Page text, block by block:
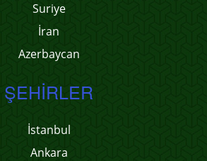
Suriye
İran
Azerbaycan
ŞEHIRLER
İstanbul
Ankara